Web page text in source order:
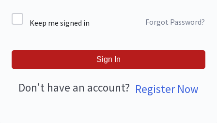
Keep me signed in Forgot Password?
Sign In
Don't have an account? Register Now